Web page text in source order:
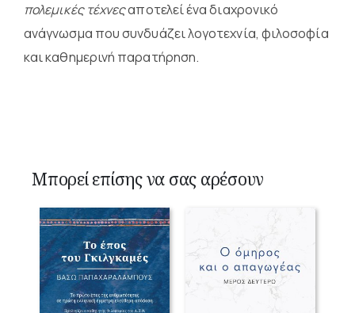
πολεμικές τέχνεςαποτελεί ένα διαχρονικό
ανάγνωσμα που συνδυάζει λογοτεχνία, φιλοσοφία
και καθημερινή παρατήρηση.
Μπορεί επίσης να σας αρέσουν